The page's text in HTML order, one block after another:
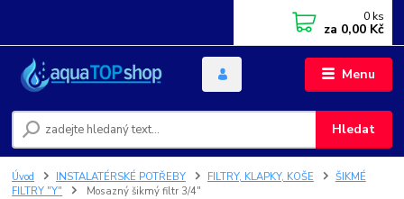
Menu
Hledat
0 ks
za 0,00 Kč
Úvod INSTALATÉRSKÉ POTŘEBY FILTRY, KLAPKY, KOŠE
ŠIKMÉ
FILTRY "Y"
Mosazný šikmý filtr 3/4"